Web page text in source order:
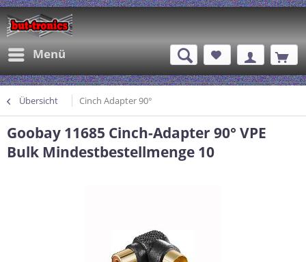
Menü
Übersicht Cinch Adapter 90°
Goobay 11685 Cinch-Adapter 90° VPE
Bulk Mindestbestellmenge 10